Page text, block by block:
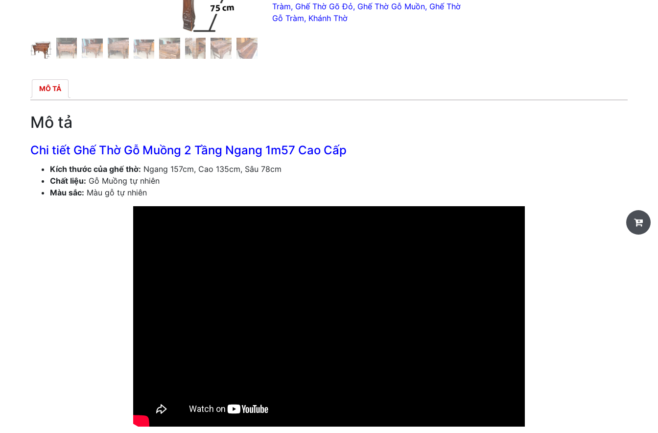
Tràm, Ghế Thờ Gõ Đỏ, Ghế Thờ Gỗ Muồn, Ghế Thờ
Gỗ Tràm, Khánh Thờ
MÔ TẢ
Mô tả
Chi tiết Ghế Thờ Gỗ Muồng 2 Tầng Ngang 1m57 Cao Cấp
Kích thước của ghế thờ: Ngang 157cm, Cao 135cm, Sâu 78cm
Chất liệu: Gỗ Muồng tự nhiên
Màu sắc: Màu gỗ tự nhiên